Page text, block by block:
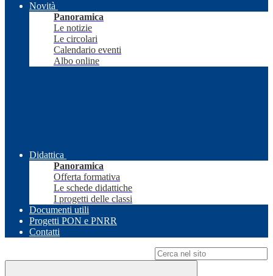
Novità
Panoramica
Le notizie
Le circolari
Calendario eventi
Albo online
Didattica
Panoramica
Offerta formativa
Le schede didattiche
I progetti delle classi
Documenti utili
Progetti PON e PNRR
Contatti